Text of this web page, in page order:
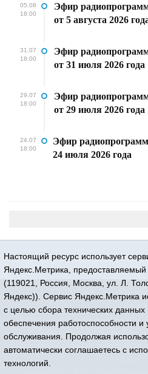
05.08
18:00
Эфир
от 5 августа 2026
31.07
18:00
Эфир
от 31 июля 2026 года
29.07
18:00
Эфир
от 29 июля 2026 года
24.07
18:00
Эфир
24 июля 2026 года
16+ © 2015-2026 Сетевое
Регистрационный номер СМИ
Федеральной службой по
Настоящий ресурс использует
Яндекс.Метрика,
(119021, Россия, Москва, ул. Л.
Яндекс)). Сервис Яндекс.Метрика
с целью сбора технических данных
обеспечения работоспособности и
обслуживания. Продолжая
автоматически соглашаетесь с
технологий.